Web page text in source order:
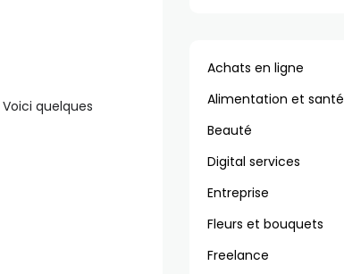
quelques
Achats en ligne
Alimentation et santé
Beauté
Digital services
Entreprise
Fleurs et bouquets
Freelance